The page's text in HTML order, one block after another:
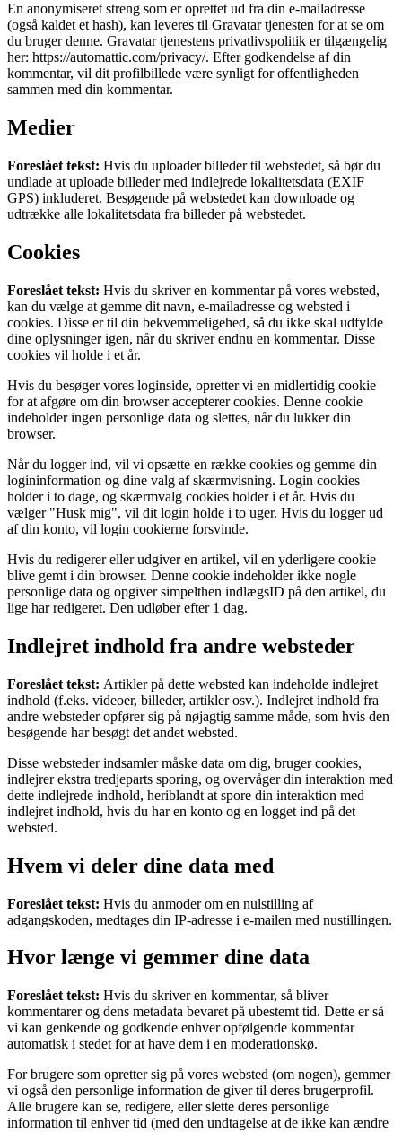
En anonymiseret streng som er oprettet ud fra din e-mailadresse
(også kaldet et hash), kan leveres til Gravatar tjenesten for at se om
du bruger denne. Gravatar tjenestens privatlivspolitik er tilgængelig
her: https://automattic.com/privacy/. Efter godkendelse af din
kommentar, vil dit profilbillede være synligt for offentligheden
sammen med din kommentar.
Medier
Foreslået tekst: Hvis du uploader billeder til webstedet, så bør du
undlade at uploade billeder med indlejrede lokalitetsdata (EXIF
GPS) inkluderet. Besøgende på webstedet kan downloade og
udtrække alle lokalitetsdata fra billeder på webstedet.
Cookies
Foreslået tekst: Hvis du skriver en kommentar på vores websted,
kan du vælge at gemme dit navn, e-mailadresse og websted i
cookies. Disse er til din bekvemmeligehed, så du ikke skal udfylde
dine oplysninger igen, når du skriver endnu en kommentar. Disse
cookies vil holde i et år.
Hvis du besøger vores loginside, opretter vi en midlertidig cookie
for at afgøre om din browser accepterer cookies. Denne cookie
indeholder ingen personlige data og slettes, når du lukker din
browser.
Når du logger ind, vil vi opsætte en række cookies og gemme din
logininformation og dine valg af skærmvisning. Login cookies
holder i to dage, og skærmvalg cookies holder i et år. Hvis du
vælger "Husk mig", vil dit login holde i to uger. Hvis du logger ud
af din konto, vil login cookierne forsvinde.
Hvis du redigerer eller udgiver en artikel, vil en yderligere cookie
blive gemt i din browser. Denne cookie indeholder ikke nogle
personlige data og opgiver simpelthen indlægsID på den artikel, du
lige har redigeret. Den udløber efter 1 dag.
Indlejret indhold fra andre websteder
Foreslået tekst: Artikler på dette websted kan indeholde indlejret
indhold (f.eks. videoer, billeder, artikler osv.). Indlejret indhold fra
andre websteder opfører sig på nøjagtig samme måde, som hvis den
besøgende har besøgt det andet websted.
Disse websteder indsamler måske data om dig, bruger cookies,
indlejrer ekstra tredjeparts sporing, og overvåger din interaktion med
dette indlejrede indhold, heriblandt at spore din interaktion med
indlejret indhold, hvis du har en konto og en logget ind på det
websted.
Hvem vi deler dine data med
Foreslået tekst: Hvis du anmoder om en nulstilling af
adgangskoden, medtages din IP-adresse i e-mailen med nustillingen.
Hvor længe vi gemmer dine data
Foreslået tekst: Hvis du skriver en kommentar, så bliver
kommentarer og dens metadata bevaret på ubestemt tid. Dette er så
vi kan genkende og godkende enhver opfølgende kommentar
automatisk i stedet for at have dem i en moderationskø.
For brugere som opretter sig på vores websted (om nogen), gemmer
vi også den personlige information de giver til deres brugerprofil.
Alle brugere kan se, redigere, eller slette deres personlige
information til enhver tid (med den undtagelse at de ikke kan ændre